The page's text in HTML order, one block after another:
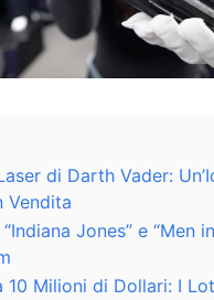
di Darth Vader:
Vendita
Jones” e “Men
10 Milioni di Dollari: I